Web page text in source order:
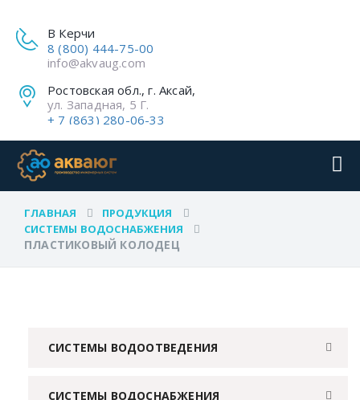
В Керчи
8 (800) 444-75-00
info@akvaug.com
Ростовская обл., г. Аксай,
ул. Западная, 5 Г.
+ 7 (863) 280-06-33
ГЛАВНАЯ
ПРОДУКЦИЯ
СИСТЕМЫ ВОДОСНАБЖЕНИЯ
ПЛАСТИКОВЫЙ КОЛОДЕЦ
СИСТЕМЫ ВОДООТВЕДЕНИЯ
СИСТЕМЫ ВОДОСНАБЖЕНИЯ